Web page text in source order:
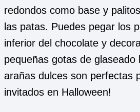
redondos como base y
las patas. Puedes pegar los
inferior del chocolate y
pequeñas gotas de glaseado
arañas dulces son perfectas
invitados en Halloween!